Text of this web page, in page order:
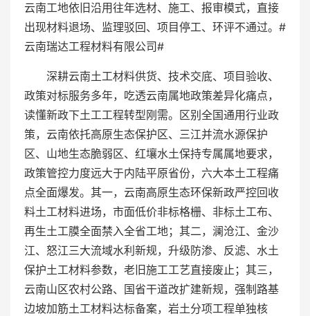
云南工地依旧沿用往年选材、施工、报审模式，直接
出现材料退场、监理驳回、项目停工、环评不通过。#
云南瑞达工程材料有限公司#
深耕云南土工材料供货、技术交底、项目验收、
政策对标服务多年，吃透云南属地政策差异化痛点，
读懂新政下土工工程转型刚需。区别全国通用行业政
策，云南依托高原生态保护区、三江并流水源保护
区、山地生态脆弱区、红壤水土保持专属属地要求，
政策管控力度远大于内陆平原省份，六大本土工程痛
点全面爆发。其一，云南高原生态环保新政严控回收
料土工材料进场，市面低价非标格栅、非标土工布、
再生土工膜全面禁入全省工地；其二，澜沧江、金沙
江、怒江三大流域水利新规，升级防渗、反滤、水土
保护土工材料参数，老旧施工工艺直接废止；其三，
云南山区农村公路、国省干道改扩建新规，强制路基
边坡加筋土工材料达标备案，岩土分项工程单独核